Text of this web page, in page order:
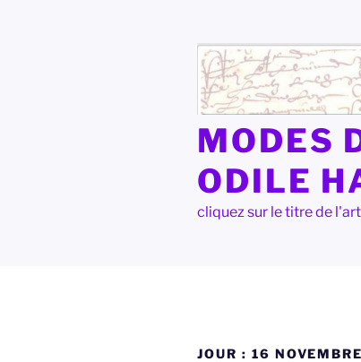
MODES
ODILE
cliquez sur le titre de
JOUR : 16